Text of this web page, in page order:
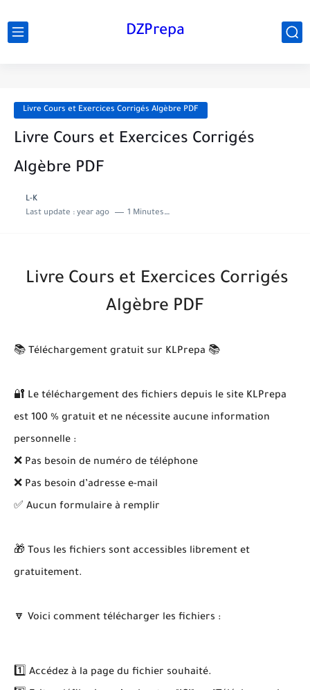
DZPrepa
Livre Cours et Exercices Corrigés Algèbre PDF
Livre Cours et Exercices Corrigés
Algèbre PDF
L-K
Last update : year ago 1 Minutes to read
Livre Cours et Exercices Corrigés
Algèbre PDF
📚 Téléchargement gratuit sur KLPrepa 📚
🔐 Le téléchargement des fichiers depuis le site KLPrepa
est 100 % gratuit et ne nécessite aucune information
personnelle :
❌ Pas besoin de numéro de téléphone
❌ Pas besoin d’adresse e-mail
✅ Aucun formulaire à remplir
🎁 Tous les fichiers sont accessibles librement et
gratuitement.
🔽 Voici comment télécharger les fichiers :
1️⃣ Accédez à la page du fichier souhaité.